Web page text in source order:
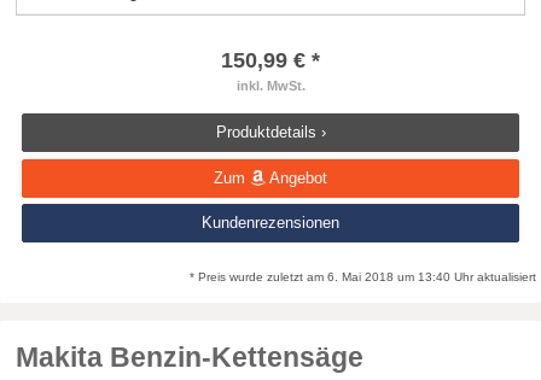
150,99 € *
inkl. MwSt.
Produktdetails ›
Zum Angebot
Kundenrezensionen
* Preis wurde zuletzt am 6. Mai 2018 um 13:40 Uhr aktualisiert
Makita Benzin-Kettensäge